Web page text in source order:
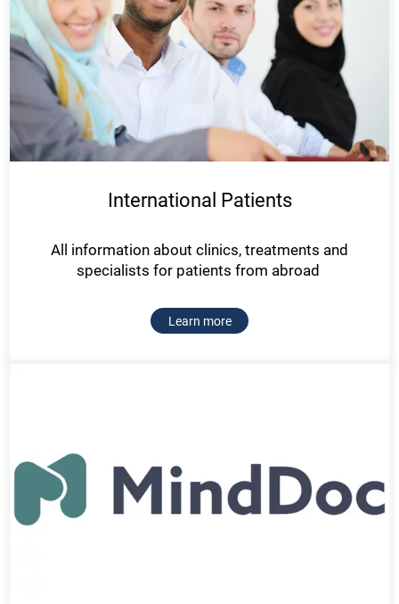
International Patients
All information about clinics, treatments and
specialists for patients from abroad
Learn more